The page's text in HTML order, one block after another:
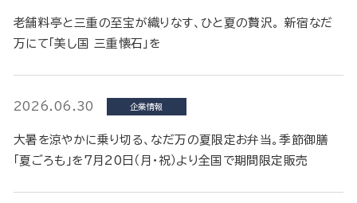
老舗料亭と三重の至宝が織りなす、ひと夏の贅沢。 新宿なだ
万にて「美し国 三重懐石」を
2026.06.30 企業情報
大暑を涼やかに乗り切る、なだ万の夏限定お弁当。季節御膳
「夏ごろも」を7月20日（月・祝）より全国で期間限定販売